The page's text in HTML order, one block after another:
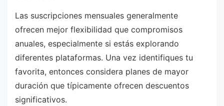
Las suscripciones mensuales generalmente
ofrecen mejor flexibilidad que compromisos
anuales, especialmente si estás explorando
diferentes plataformas. Una vez identifiques tu
favorita, entonces considera planes de mayor
duración que típicamente ofrecen descuentos
significativos.